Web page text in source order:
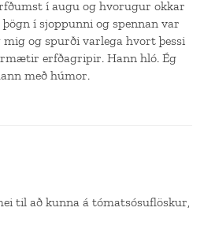
í augu og hvorugur okkar
í sjoppunni og spennan var
og spurði varlega hvort þessi
erfðagripir. Hann hló. Ég
með húmor.
til að kunna á tómatsósuflöskur,